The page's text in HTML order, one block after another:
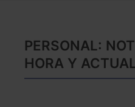
PERSONAL:
HORA Y